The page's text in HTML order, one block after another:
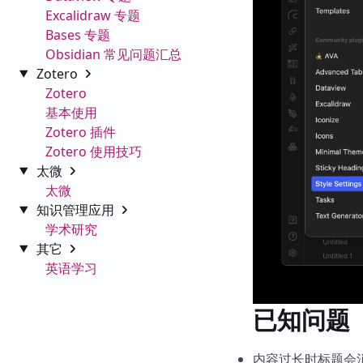
Excalidraw 专题
Bases 专题
Obsidian 常见问题汇总
Zotero
Zotero
基本使用
Zotero 插件
Zotero 使用技巧
太微
太微
知识管理应用
学术研究
其它
英语学习
已知问题
内容过长时标题会